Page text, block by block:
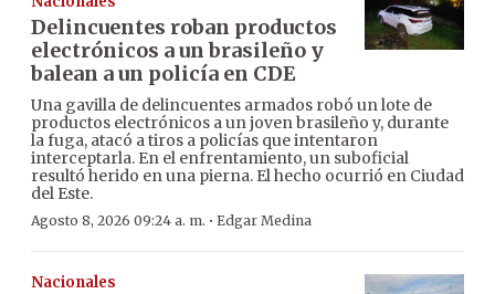
Delincuentes roban productos
electrónicos a un brasileño y
balean a un policía en CDE
Una gavilla de delincuentes armados robó un lote de
productos electrónicos a un joven brasileño y, durante
la fuga, atacó a tiros a policías que intentaron
interceptarla. En el enfrentamiento, un suboficial
resultó herido en una pierna. El hecho ocurrió en Ciudad
del Este.
Agosto 8, 2026 09:24 a. m. · Edgar Medina
Nacionales